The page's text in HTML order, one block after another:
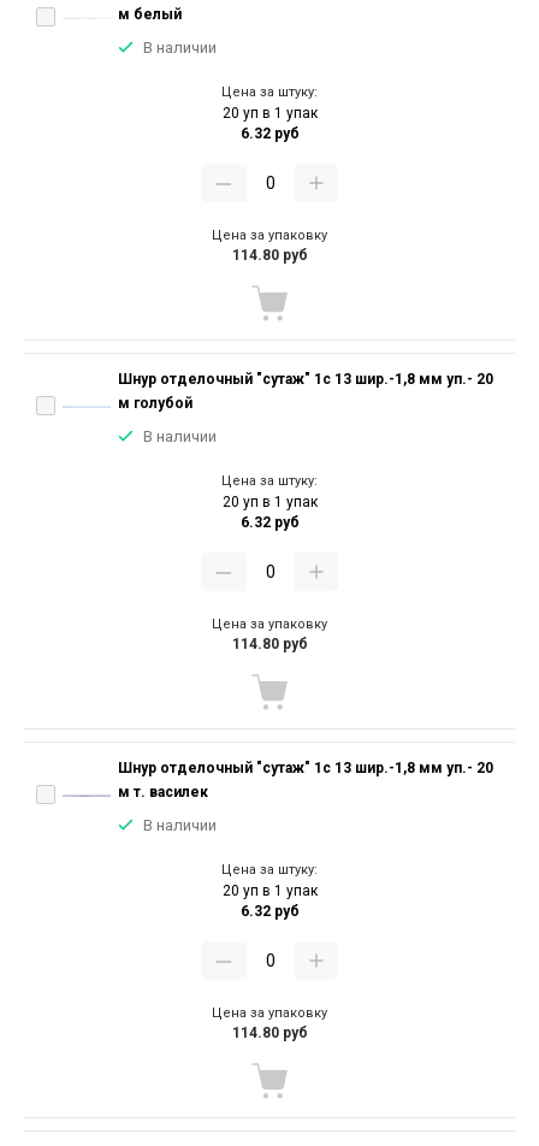
м белый
В наличии
Цена за штуку:
20 уп в 1 упак
6.32 руб
Цена за упаковку
114.80 руб
Шнур отделочный "сутаж" 1с 13 шир.-1,8 мм уп.- 20
м голубой
В наличии
Цена за штуку:
20 уп в 1 упак
6.32 руб
Цена за упаковку
114.80 руб
Шнур отделочный "сутаж" 1с 13 шир.-1,8 мм уп.- 20
м т. василек
В наличии
Цена за штуку:
20 уп в 1 упак
6.32 руб
Цена за упаковку
114.80 руб